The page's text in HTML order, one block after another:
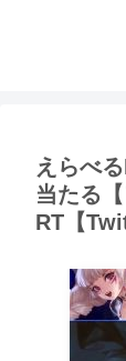
えらべ
当たる
RT【